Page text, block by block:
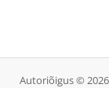
Autoriõigus ©